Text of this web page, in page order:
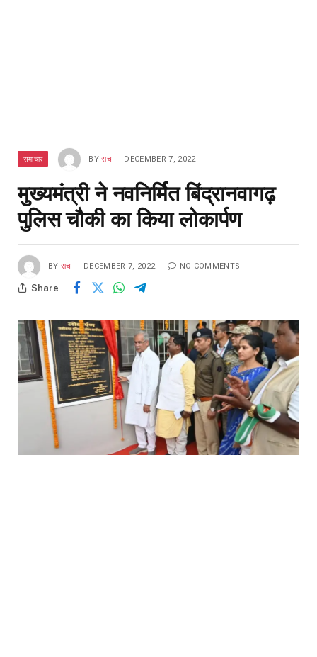
समाचार BY सच DECEMBER 7, 2022
मुख्यमंत्री ने नवनिर्मित बिंद्रानवागढ़
पुलिस चौकी का किया लोकार्पण
BY सच DECEMBER 7, 2022 NO COMMENTS
Share